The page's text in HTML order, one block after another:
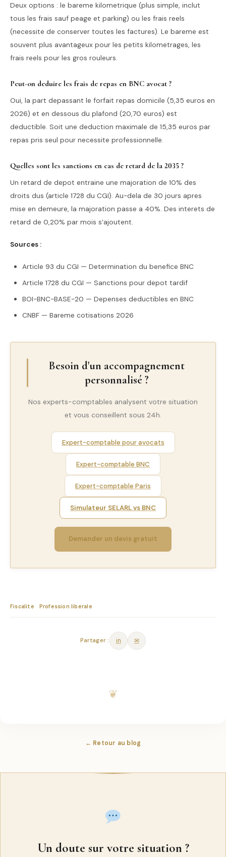
Deux options : le bareme kilometrique (plus simple, inclut
tous les frais sauf peage et parking) ou les frais reels
(necessite de conserver toutes les factures). Le bareme est
souvent plus avantageux pour les petits kilometrages, les
frais reels pour les gros rouleurs.
Peut-on deduire les frais de repas en BNC avocat ?
Oui, la part depassant le forfait repas domicile (5,35 euros en
2026) et en dessous du plafond (20,70 euros) est
deductible. Soit une deduction maximale de 15,35 euros par
repas pris seul pour necessite professionnelle.
Quelles sont les sanctions en cas de retard de la 2035 ?
Un retard de depot entraine une majoration de 10% des
droits dus (article 1728 du CGI). Au-dela de 30 jours apres
mise en demeure, la majoration passe a 40%. Des interets de
retard de 0,20% par mois s’ajoutent.
Sources :
Article 93 du CGI — Determination du benefice BNC
Article 1728 du CGI — Sanctions pour depot tardif
BOI-BNC-BASE-20 — Depenses deductibles en BNC
CNBF — Bareme cotisations 2026
Besoin d'un accompagnement
personnalisé ?
Nos experts-comptables analysent votre situation
et vous conseillent sous 24h.
Expert-comptable pour avocats
Expert-comptable BNC
Expert-comptable Paris
Simulateur SELARL vs BNC
Demander un devis gratuit
Fiscalite Profession liberale
Partager : in ✉
← Retour au blog
Un doute sur votre situation ?